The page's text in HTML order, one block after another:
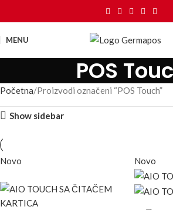
MENU
POS
Početna Proizvodi označeni “POS Touch”
Show sidebar
Novo Novo